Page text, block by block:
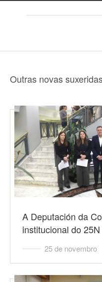
Outras novas
A Deputación da
institucional do
25 de novembro